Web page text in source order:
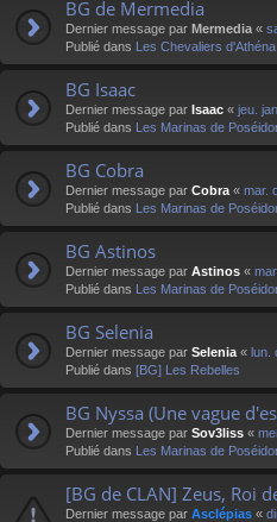
BG de Mermedia
Dernier message par Mermedia «
Publié dans Les Chevaliers d'Athéna
BG Isaac
Dernier message par Isaac « jeu.
Publié dans Les Marinas de
BG Cobra
Dernier message par Cobra « mar.
Publié dans Les Marinas de
BG Astinos
Dernier message par Astinos «
Publié dans Les Marinas de
BG Selenia
Dernier message par Selenia « lun.
Publié dans [BG] Les Rebelles
BG Nyssa (Une vague
Dernier message par Sov3liss «
Publié dans Les Marinas de
[BG de CLAN] Zeus, Roi
Dernier message par Asclépias «